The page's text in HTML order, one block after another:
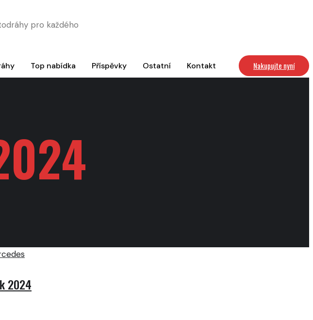
pro každého
Nakupujte nyní
Top nabídka Příspěvky Ostatní Kontakt
2024